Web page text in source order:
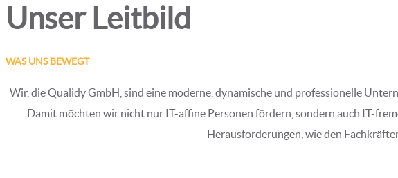
Unser Leitbild
WAS UNS BEWEGT
Wir, die Qualidy GmbH, sind eine moderne, dynamische und professionelle
Damit möchten wir nicht nur IT-affine Personen fördern, sondern auch IT-
Herausforderungen, wie den